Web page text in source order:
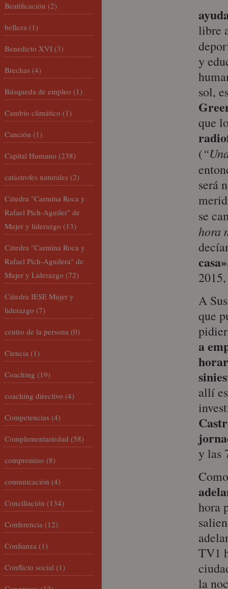
libre
y
sol,
que
(
será
se
hora
casa»
A
que
a
allí
y las
hora
TV1
la
Beatificación (2)
belleza (1)
Benedicto XVI (3)
Brechas (4)
Búsqueda de empleo (1)
Cambio climático (1)
Canción (1)
Capital Humano (238)
catástrofes naturales (2)
Cátedra "Carmina Roca y
Rafael Pich-Aguiler" de
Mujer y liderazgo (13)
Cátedra "Carmina Roca y
Rafael Pich-Aguilera" de
Mujer y Liderazgo (72)
Cátedra IESE Mujer y
liderazgo (7)
centro de la persona (0)
Ciencia (1)
Coaching (19)
coaching directivo (4)
Competencias (4)
Complementariedad (58)
compromiso (8)
comunicación (4)
Conciliación (134)
Conferencia (12)
Confianza (1)
Conflicto social (1)